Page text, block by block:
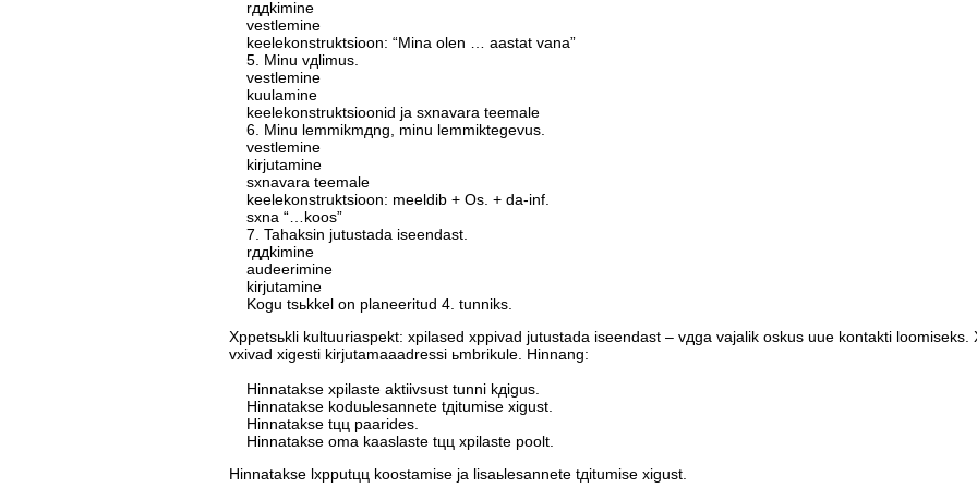
rддkimine
vestlemine
keelekonstruktsioon: “Mina olen … aastat vana”
5. Minu vдlimus.
vestlemine
kuulamine
keelekonstruktsioonid ja sхnavara teemale
6. Minu lemmikmдng, minu lemmiktegevus.
vestlemine
kirjutamine
sхnavara teemale
keelekonstruktsioon: meeldib + Os. + da-inf.
sхna “…koos”
7. Tahaksin jutustada iseendast.
rддkimine
audeerimine
kirjutamine
Kogu tsьkkel on planeeritud 4. tunniks.
Хppetsьkli kultuuriaspekt: хpilased хppivad jutustada iseendast – vдga vajalik oskus uue kontakti
vхivad хigesti kirjutamaaadressi ьmbrikule. Hinnang:
Hinnatakse хpilaste aktiivsust tunni kдigus.
Hinnatakse koduьlesannete tдitumise хigust.
Hinnatakse tцц paarides.
Hinnatakse oma kaaslaste tцц хpilaste poolt.
Hinnatakse lхpputцц koostamise ja lisaьlesannete tдitumise хigust.